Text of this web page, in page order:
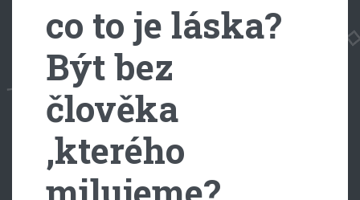
co to je láska?
Být bez
člověka
,kterého